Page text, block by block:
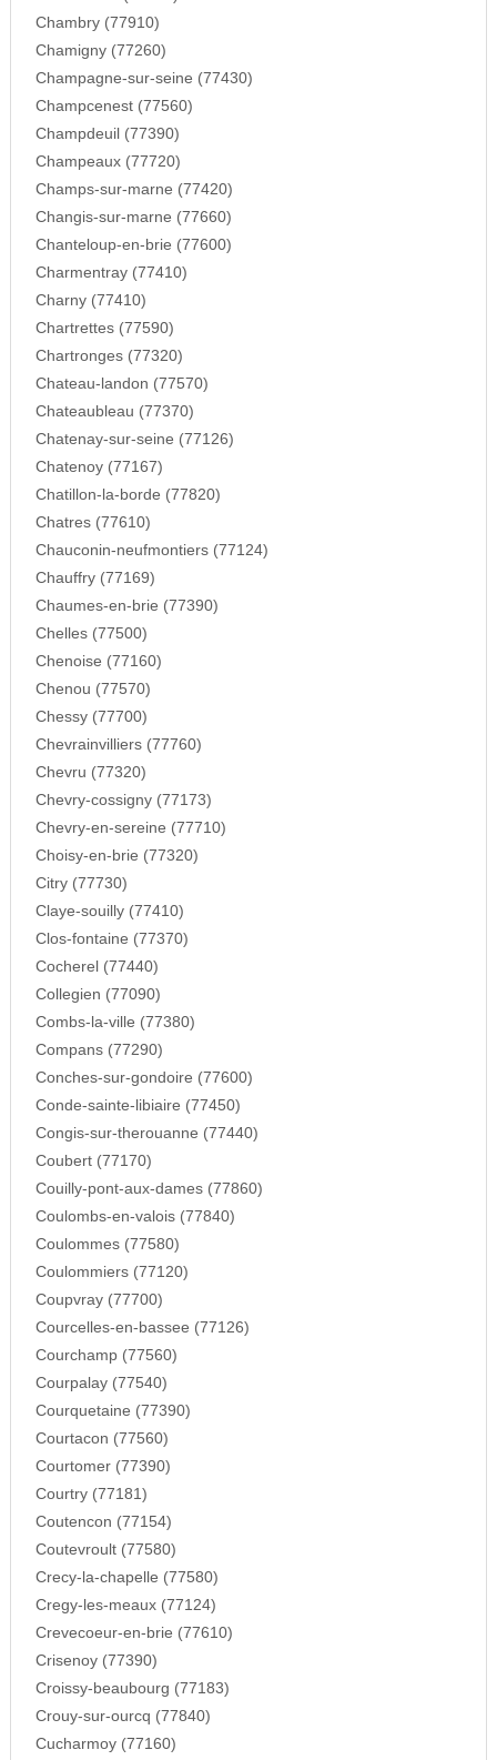
Chambry (77910)
Chamigny (77260)
Champagne-sur-seine (77430)
Champcenest (77560)
Champdeuil (77390)
Champeaux (77720)
Champs-sur-marne (77420)
Changis-sur-marne (77660)
Chanteloup-en-brie (77600)
Charmentray (77410)
Charny (77410)
Chartrettes (77590)
Chartronges (77320)
Chateau-landon (77570)
Chateaubleau (77370)
Chatenay-sur-seine (77126)
Chatenoy (77167)
Chatillon-la-borde (77820)
Chatres (77610)
Chauconin-neufmontiers (77124)
Chauffry (77169)
Chaumes-en-brie (77390)
Chelles (77500)
Chenoise (77160)
Chenou (77570)
Chessy (77700)
Chevrainvilliers (77760)
Chevru (77320)
Chevry-cossigny (77173)
Chevry-en-sereine (77710)
Choisy-en-brie (77320)
Citry (77730)
Claye-souilly (77410)
Clos-fontaine (77370)
Cocherel (77440)
Collegien (77090)
Combs-la-ville (77380)
Compans (77290)
Conches-sur-gondoire (77600)
Conde-sainte-libiaire (77450)
Congis-sur-therouanne (77440)
Coubert (77170)
Couilly-pont-aux-dames (77860)
Coulombs-en-valois (77840)
Coulommes (77580)
Coulommiers (77120)
Coupvray (77700)
Courcelles-en-bassee (77126)
Courchamp (77560)
Courpalay (77540)
Courquetaine (77390)
Courtacon (77560)
Courtomer (77390)
Courtry (77181)
Coutencon (77154)
Coutevroult (77580)
Crecy-la-chapelle (77580)
Cregy-les-meaux (77124)
Crevecoeur-en-brie (77610)
Crisenoy (77390)
Croissy-beaubourg (77183)
Crouy-sur-ourcq (77840)
Cucharmoy (77160)